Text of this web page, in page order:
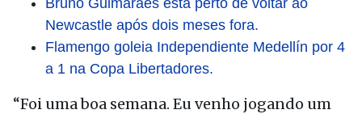
Bruno Guimarães está perto de voltar ao
Newcastle após dois meses fora.
Flamengo goleia Independiente Medellín por 4
a 1 na Copa Libertadores.
“Foi uma boa semana. Eu venho jogando um